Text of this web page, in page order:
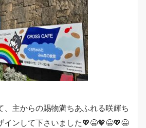
、主からの賜物満ちあふれる咲輝ち
インして下さいました💖😆💖😆💖😆